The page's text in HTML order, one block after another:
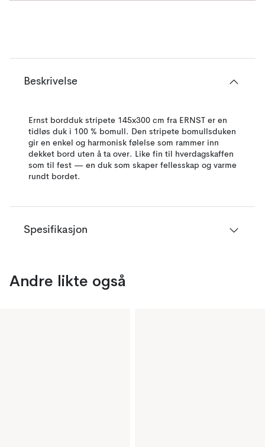
Beskrivelse
Ernst bordduk stripete 145x300 cm fra ERNST er en
tidløs duk i 100 % bomull. Den stripete bomullsduken
gir en enkel og harmonisk følelse som rammer inn
dekket bord uten å ta over. Like fin til hverdagskaffen
som til fest — en duk som skaper fellesskap og varme
rundt bordet.
Spesifikasjon
Andre likte også